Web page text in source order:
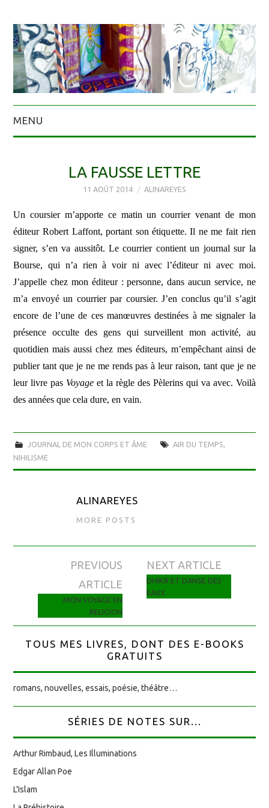
MENU
LA FAUSSE LETTRE
11 AOÛT 2014 ALINAREYES
Un coursier m’apporte ce matin un courrier venant de mon
éditeur Robert Laffont, portant son étiquette. Il ne me fait rien
signer, s’en va aussitôt. Le courrier contient un journal sur la
Bourse, qui n’a rien à voir ni avec l’éditeur ni avec moi.
J’appelle chez mon éditeur : personne, dans aucun service, ne
m’a envoyé un courrier par coursier. J’en conclus qu’il s’agit
encore de l’une de ces manœuvres destinées à me signaler la
présence occulte des gens qui surveillent mon activité, au
quotidien mais aussi chez mes éditeurs, m’empêchant ainsi de
publier tant que je ne me rends pas à leur raison, tant que je ne
leur livre pas Voyage et la règle des Pèlerins qui va avec. Voilà
des années que cela dure, en vain.
JOURNAL DE MON CORPS ET ÂME AIR DU TEMPS
NIHILISME
ALINAREYES
MORE POSTS
Navigation des articles
PREVIOUS
ARTICLE
MON VOYAGE EN
RELIGION
NEXT ARTICLE
DHIKR ET DANSE DES
EAUX
TOUS MES LIVRES, DONT DES E-BOOKS
GRATUITS
romans, nouvelles, essais, poésie, théâtre…
SÉRIES DE NOTES SUR...
Arthur Rimbaud, Les Illuminations
Edgar Allan Poe
L'Islam